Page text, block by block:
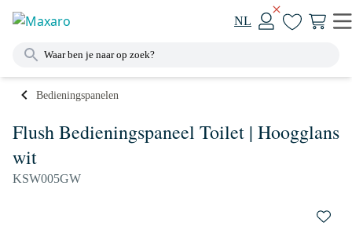
NL
Bedieningspanelen
Flush Bedieningspaneel Toilet | Hoogglans
wit
KSW005GW